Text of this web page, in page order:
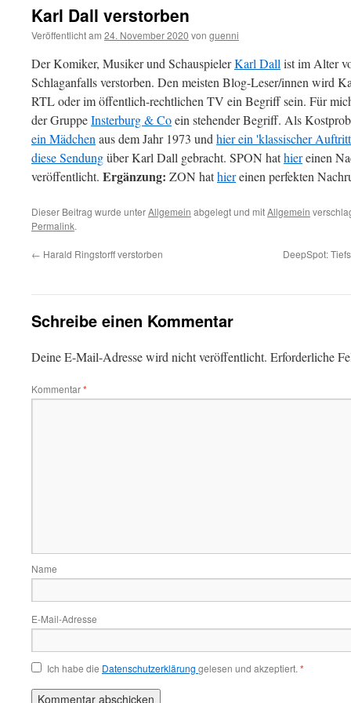
Karl Dall verstorben
Veröffentlicht am 24. November 2020 von guenni
Der Komiker, Musiker und SchauspielerKarl Dall ist im Alter
Schlaganfalls verstorben. Den meisten Blog-Leser/innen wird
RTL oder im öffentlich-rechtlichen TV ein Begriff sein. Für
der GruppeInsterburg & Coein stehender Begriff. Als
ein Mädchen aus dem Jahr 1973 und hier ein 'klassischer
diese Sendungüber Karl Dall gebracht. SPON hathiereinen
veröffentlicht. Ergänzung: ZON hathiereinen perfekten
Dieser Beitrag wurde unterAllgemein abgelegt und mitAllgemein
Permalink.
← Harald Ringstorff verstorben DeepSpot:
Schreibe einen Kommentar
Deine E-Mail-Adresse wird nicht veröffentlicht. Erforderliche
Kommentar*
Name
E-Mail-Adresse
Ich habe die Datenschutzerklärung gelesen und akzeptiert. *